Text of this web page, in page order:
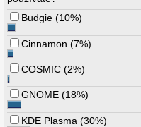
Budgie (10%)
Cinnamon (7%)
COSMIC (2%)
GNOME (18%)
KDE Plasma (30%)